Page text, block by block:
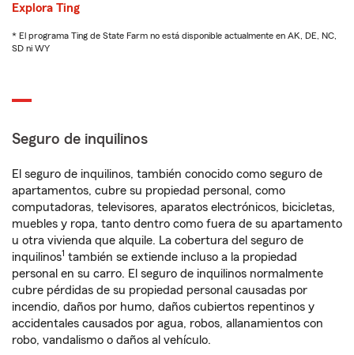
Explora Ting
* El programa Ting de State Farm no está disponible actualmente en AK, DE, NC,
SD ni WY
Seguro de inquilinos
El seguro de inquilinos, también conocido como seguro de
apartamentos, cubre su propiedad personal, como
computadoras, televisores, aparatos electrónicos, bicicletas,
muebles y ropa, tanto dentro como fuera de su apartamento
u otra vivienda que alquile. La cobertura del seguro de
inquilinos1 también se extiende incluso a la propiedad
personal en su carro. El seguro de inquilinos normalmente
cubre pérdidas de su propiedad personal causadas por
incendio, daños por humo, daños cubiertos repentinos y
accidentales causados por agua, robos, allanamientos con
robo, vandalismo o daños al vehículo.